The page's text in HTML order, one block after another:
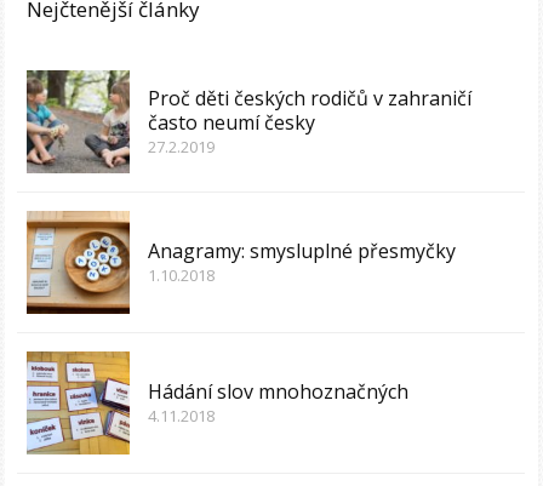
Nejčtenější články
Proč děti českých rodičů v zahraničí
často neumí česky
27.2.2019
Anagramy: smysluplné přesmyčky
1.10.2018
Hádání slov mnohoznačných
4.11.2018